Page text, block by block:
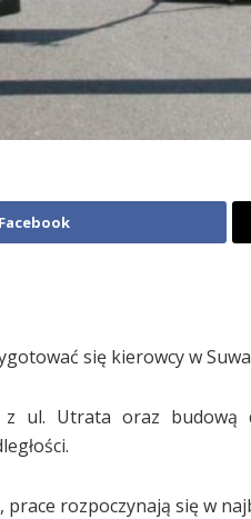
się kierowcy w
ul. Utrata oraz budową
rozpoczynają się w